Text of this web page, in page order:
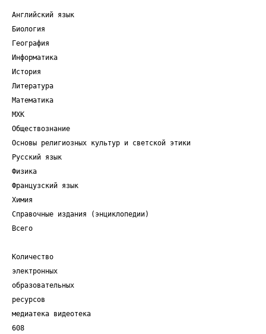
Английский язык
Биология
География
Информатика
История
Литература
Математика
МХК
Обществознание
Основы религиозных культур и светской этики
Русский язык
Физика
Французский язык
Химия
Справочные издания (энциклопедии)
Всего
Количество
электронных
образовательных
ресурсов
медиатека видеотека
608